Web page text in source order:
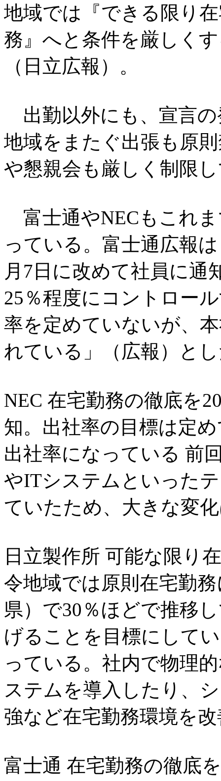
地域では『できる限り
務』へと条件を厳しく
（日立広報）。
出勤以外にも、宣言
地域をまたぐ出張も原
や懇親会も厳しく制限
富士通やNECもこれ
っている。富士通広報
月7日に改めて社員に通
25％程度にコントロー
率を定めていないが、
れている」（広報）と
NEC 在宅勤務の徹底を
知。出社率の目標は定
出社率になっている 前
やITシステムといった
ていたため、大きな変
日立製作所 可能な限り
令地域では原則在宅勤
県）で30％ほどで推移
げることを目標にして
っている。社内で物理
ステムを導入したり、
強など在宅勤務環境を
富士通 在宅勤務の徹底